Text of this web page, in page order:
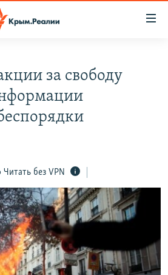
11 ИСТОРИЙ СОПРОТИВЛЕНИЯ
за свободу
Читать без VPN